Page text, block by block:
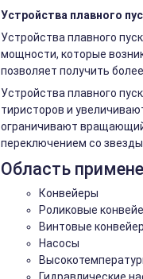
Устройства плавного
Устройства плавного
мощности, которые
позволяет получить
Устройства плавного
тиристоров и
ограничивают
переключением со
Область
Конвейеры
Роликовые
Винтовые
Насосы